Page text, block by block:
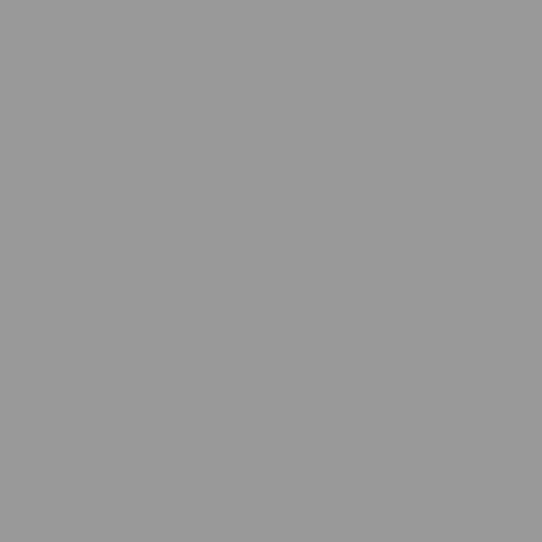
dell'azienda, abbiamo raccolto le
alle nostre linee guida sulle